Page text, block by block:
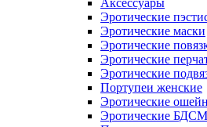
Аксессуары
Эротические
Эротические маски
Эротические
Эротические
Эротические
Портупеи женские
Эротические
Эротические